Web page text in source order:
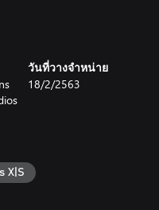
trails
วันที่วางจำหน่าย
18/2/2563
X|S